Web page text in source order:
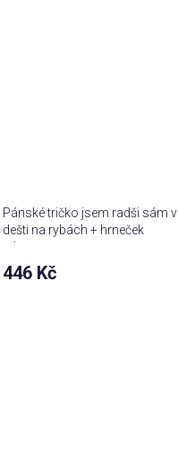
Pánské tričko jsem radši sám v
dešti na rybách + hrneček
zdarma
446 Kč